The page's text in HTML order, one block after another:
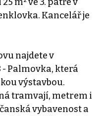
Kancelář je
najdete v
Palmovka, která
výstavbou.
tramvají, metrem i
vybavenost a